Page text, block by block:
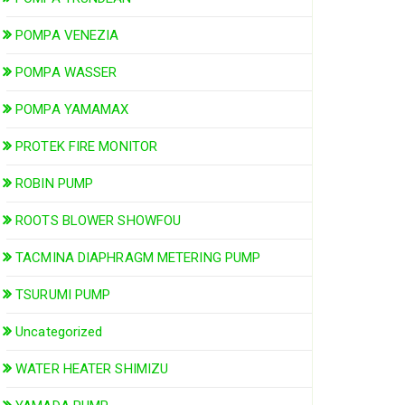
POMPA VENEZIA
POMPA WASSER
POMPA YAMAMAX
PROTEK FIRE MONITOR
ROBIN PUMP
ROOTS BLOWER SHOWFOU
TACMINA DIAPHRAGM METERING PUMP
TSURUMI PUMP
Uncategorized
WATER HEATER SHIMIZU